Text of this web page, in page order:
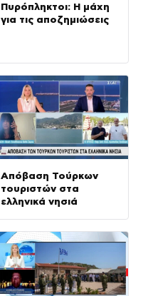
Πυρόπληκτοι: Η μάχη
για τις αποζημιώσεις
Απόβαση Τούρκων
τουριστών στα
ελληνικά νησιά